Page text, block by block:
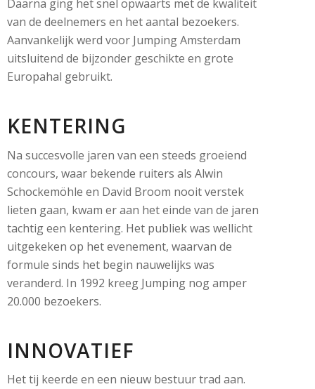
Daarna ging het snel opwaarts met de kwaliteit
van de deelnemers en het aantal bezoekers.
Aanvankelijk werd voor Jumping Amsterdam
uitsluitend de bijzonder geschikte en grote
Europahal gebruikt.
KENTERING
Na succesvolle jaren van een steeds groeiend
concours, waar bekende ruiters als Alwin
Schockemöhle en David Broom nooit verstek
lieten gaan, kwam er aan het einde van de jaren
tachtig een kentering. Het publiek was wellicht
uitgekeken op het evenement, waarvan de
formule sinds het begin nauwelijks was
veranderd. In 1992 kreeg Jumping nog amper
20.000 bezoekers.
INNOVATIEF
Het tij keerde en een nieuw bestuur trad aan.